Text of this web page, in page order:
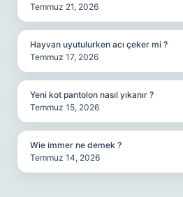
Temmuz 21, 2026
Hayvan uyutulurken acı çeker mi ?
Temmuz 17, 2026
Yeni kot pantolon nasıl yıkanır ?
Temmuz 15, 2026
Wie immer ne demek ?
Temmuz 14, 2026